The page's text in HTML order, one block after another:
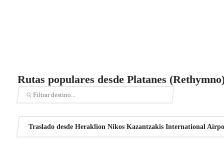
Rutas populares desde Platanes
Traslado desde Heraklion Nikos Kazantzakis International